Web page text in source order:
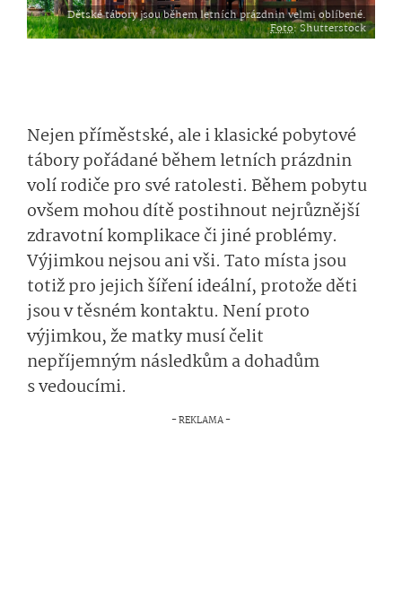
Dětské tábory jsou během letních prázdnin velmi oblíbené.
Foto: Shutterstock
Nejen příměstské, ale i klasické pobytové
tábory pořádané během letních prázdnin
volí rodiče pro své ratolesti. Během pobytu
ovšem mohou dítě postihnout nejrůznější
zdravotní komplikace či jiné problémy.
Výjimkou nejsou ani vši. Tato místa jsou
totiž pro jejich šíření ideální, protože děti
jsou v těsném kontaktu. Není proto
výjimkou, že matky musí čelit
nepříjemným následkům a dohadům
s vedoucími.